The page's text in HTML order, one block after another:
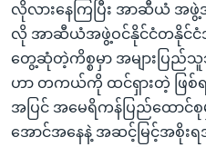
လိုလားနေကြပြီး အာဆီယံ အဖွဲ့
လို အာဆီယံအဖွဲ့ဝင်နိုင်ငံတနိုင်ငံအ
တွေ့ဆုံတဲ့ကိစ္စမှာ အများပြ
ဟာ တကယ်ကို ထင်ရှားတဲ့ ဖြစ်ရပ်
အပြင် အမေရိကန်ပြည်ထောင်စုမှ
အောင်အနေနဲ့ အဆင့်မြင့်အစို